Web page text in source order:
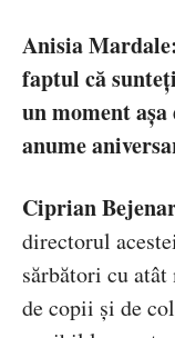
Anisia Mardale:
faptul că
un moment
anume
Ciprian
directorul
sărbători cu
de copii și de